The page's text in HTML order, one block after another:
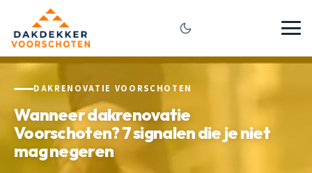
DAKRENOVATIE VOORSCHOTEN
Wanneer dakrenovatie
Voorschoten? 7 signalen die je niet
mag negeren